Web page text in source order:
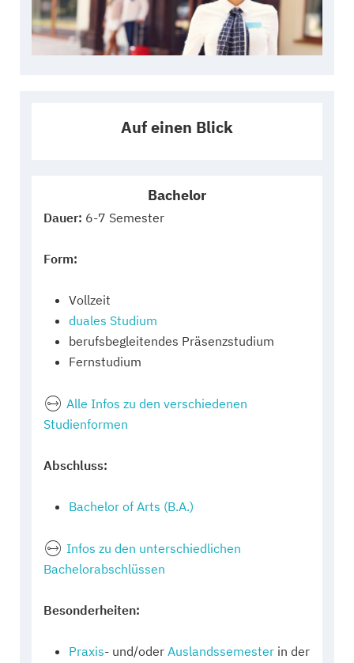
Auf einen Blick
Bachelor
Dauer: 6-7 Semester
Form:
Vollzeit
duales Studium
berufsbegleitendes Präsenzstudium
Fernstudium
Alle Infos zu den verschiedenen
Studienformen
Abschluss:
Bachelor of Arts (B.A.)
Infos zu den unterschiedlichen
Bachelorabschlüssen
Besonderheiten:
Praxis- und/oder Auslandssemester in der